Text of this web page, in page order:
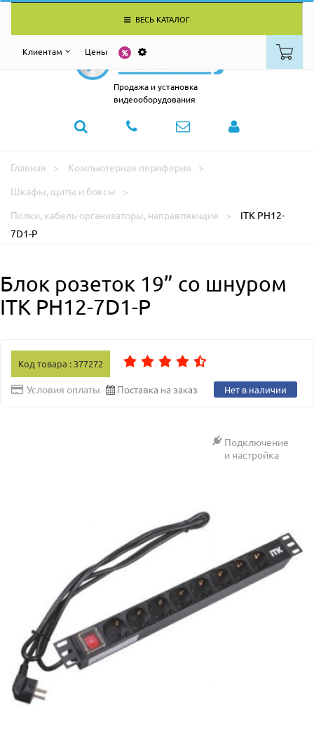
ВЕСЬ КАТАЛОГ
Клиентам Цены
Продажа и установка
видеооборудования
Главная
Компьютерная периферия
Шкафы, щиты и боксы
Полки, кабель-организаторы, направляющие
ITK PH12-
7D1-P
Блок розеток 19” со шнуром
ITK PH12-7D1-P
Код товара : 377272
Условия оплаты Поставка на заказ Нет в наличии
Подключение
и настройка